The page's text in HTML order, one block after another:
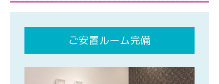
ご安置ルーム完備